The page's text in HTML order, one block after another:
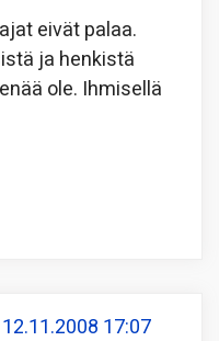
eivät palaa.
ja henkistä
ole. Ihmisellä
12.11.2008 17:07